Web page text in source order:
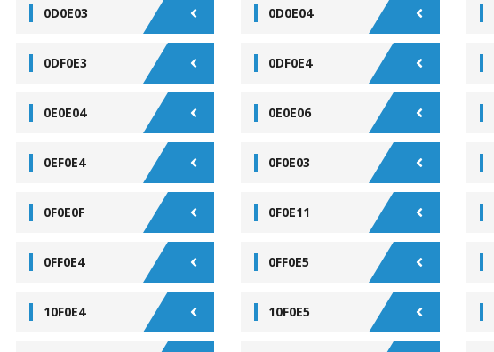
0D0E03 0D0E04
0DF0E3 0DF0E4
0E0E04 0E0E06
0EF0E4 0F0E03
0F0E0F 0F0E11
0FF0E4 0FF0E5
10F0E4 10F0E5